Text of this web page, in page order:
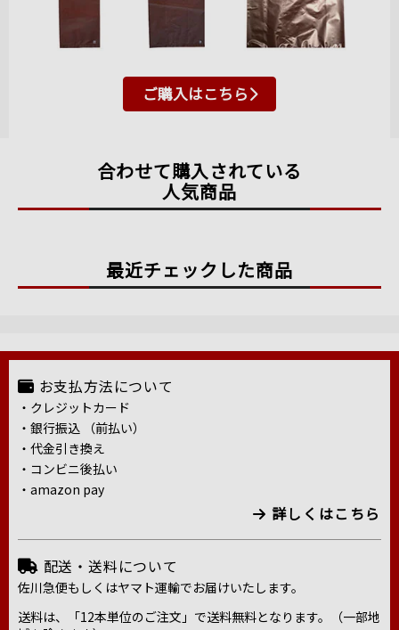
ご購入はこちら
合わせて購入されている
人気商品
最近チェックした商品
お支払方法について
・クレジットカード
・銀行振込 （前払い）
・代金引き換え
・コンビニ後払い
・amazon pay
詳しくはこちら
配送・送料について
佐川急便もしくはヤマト運輸でお届けいたします。
送料は、「12本単位のご注文」で送料無料となります。（一部地